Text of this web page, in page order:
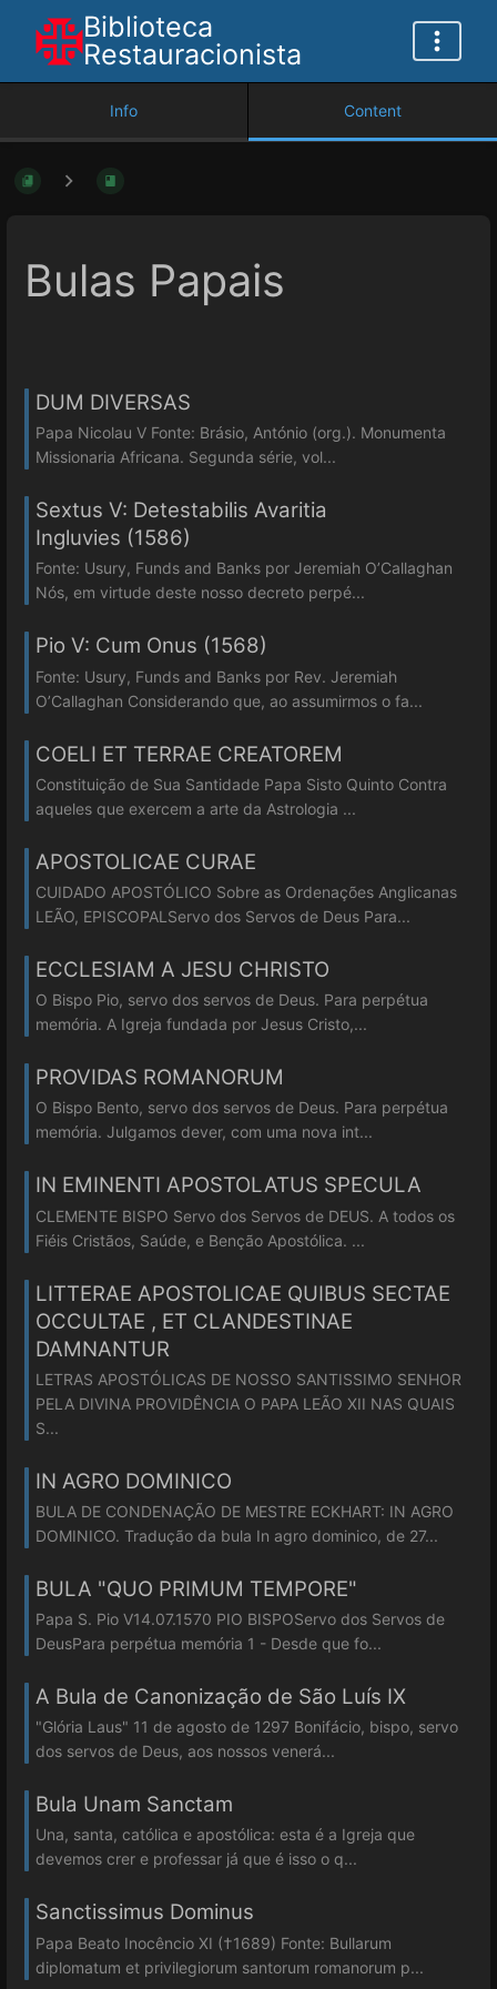
Biblioteca
Restauracionista
Info Content
Bulas Papais
DUM DIVERSAS
Papa Nicolau V Fonte: Brásio, António (org.). Monumenta
Missionaria Africana. Segunda série, vol...
Sextus V: Detestabilis Avaritia
Ingluvies (1586)
Fonte: Usury, Funds and Banks por Jeremiah O’Callaghan
Nós, em virtude deste nosso decreto perpé...
Pio V: Cum Onus (1568)
Fonte: Usury, Funds and Banks por Rev. Jeremiah
O’Callaghan Considerando que, ao assumirmos o fa...
COELI ET TERRAE CREATOREM
Constituição de Sua Santidade Papa Sisto Quinto Contra
aqueles que exercem a arte da Astrologia ...
APOSTOLICAE CURAE
CUIDADO APOSTÓLICO Sobre as Ordenações Anglicanas
LEÃO, EPISCOPALServo dos Servos de Deus Para...
ECCLESIAM A JESU CHRISTO
O Bispo Pio, servo dos servos de Deus. Para perpétua
memória. A Igreja fundada por Jesus Cristo,...
PROVIDAS ROMANORUM
O Bispo Bento, servo dos servos de Deus. Para perpétua
memória. Julgamos dever, com uma nova int...
IN EMINENTI APOSTOLATUS SPECULA
CLEMENTE BISPO Servo dos Servos de DEUS. A todos os
Fiéis Cristãos, Saúde, e Benção Apostólica. ...
LITTERAE APOSTOLICAE QUIBUS SECTAE
OCCULTAE , ET CLANDESTINAE
DAMNANTUR
LETRAS APOSTÓLICAS DE NOSSO SANTISSIMO SENHOR
PELA DIVINA PROVIDÊNCIA O PAPA LEÃO XII NAS QUAIS
S...
IN AGRO DOMINICO
BULA DE CONDENAÇÃO DE MESTRE ECKHART: IN AGRO
DOMINICO. Tradução da bula In agro dominico, de 27...
BULA "QUO PRIMUM TEMPORE"
Papa S. Pio V14.07.1570 PIO BISPOServo dos Servos de
DeusPara perpétua memória 1 - Desde que fo...
A Bula de Canonização de São Luís IX
"Glória Laus" 11 de agosto de 1297 Bonifácio, bispo, servo
dos servos de Deus, aos nossos venerá...
Bula Unam Sanctam
Una, santa, católica e apostólica: esta é a Igreja que
devemos crer e professar já que é isso o q...
Sanctissimus Dominus
Papa Beato Inocêncio XI (†1689) Fonte: Bullarum
diplomatum et privilegiorum santorum romanorum p...